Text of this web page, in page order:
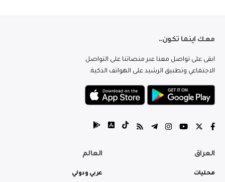
معك اينما تكون..
ابقى على تواصل معنا عبر منصاتنا على التواصل
الاجتماعي وتطبيق الرشيد على الهواتف الذكية.
العراق
محليات
العالم
عربي ودولي